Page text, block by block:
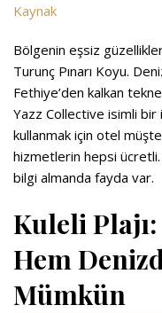
Kaynak
Bölgenin eşsiz
Turunç Pınarı Koyu.
Fethiye’den kalkan
Yazz Collective isimli bir
kullanmak için otel
hizmetlerin hepsi ücretli.
bilgi almanda fayda var.
Kuleli
Hem
Mümkün